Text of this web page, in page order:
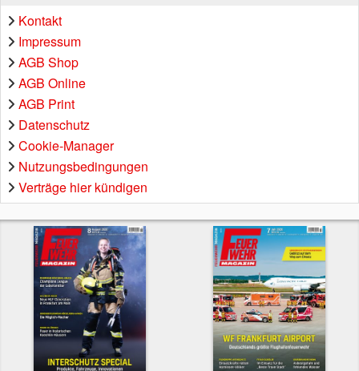
Kontakt
Impressum
AGB Shop
AGB Online
AGB Print
Datenschutz
Cookie-Manager
Nutzungsbedingungen
Verträge hier kündigen